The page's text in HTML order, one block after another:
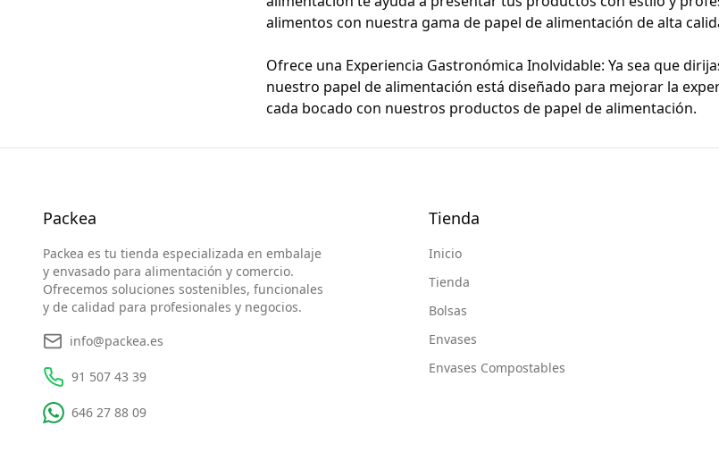
alimentos con nuestra gama de papel de alimentación de alta
Ofrece una Experiencia Gastronómica Inolvidable: Ya sea que
nuestro papel de alimentación está diseñado para mejorar la
cada bocado con nuestros productos de papel de alimentación.
Packea
Packea es tu tienda especializada en embalaje
y envasado para alimentación y comercio.
Ofrecemos soluciones sostenibles, funcionales
y de calidad para profesionales y negocios.
info@packea.es
91 507 43 39
646 27 88 09
Tienda
Inicio
Tienda
Bolsas
Envases
Envases Compostables